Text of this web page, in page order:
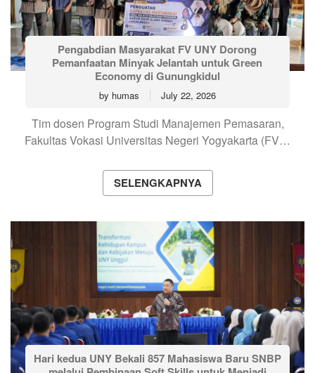
Pengabdian Masyarakat FV UNY Dorong
Pemanfaatan Minyak Jelantah untuk Green
Economy di Gunungkidul
by humas July 22, 2026
Tim dosen Program Studi Manajemen Pemasaran,
Fakultas Vokasi Universitas Negeri Yogyakarta (FV…
SELENGKAPNYA
Hari kedua UNY Bekali 857 Mahasiswa Baru SNBP